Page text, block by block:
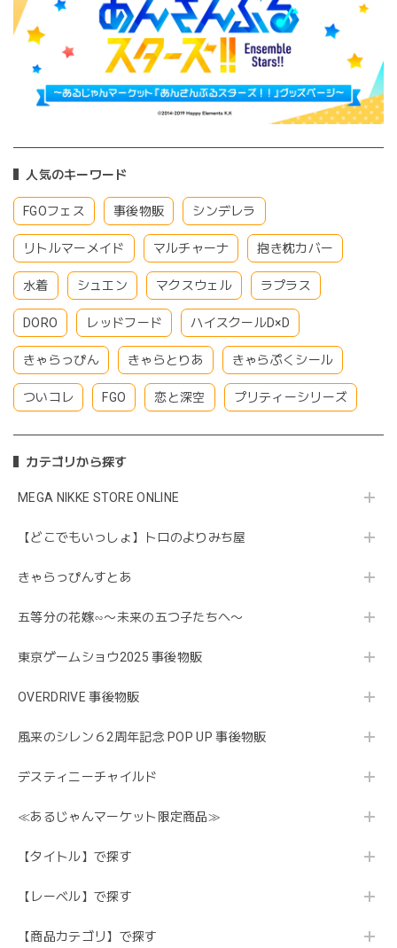
人気のキーワード
FGOフェス 事後物販 シンデレラ
リトルマーメイド マルチャーナ 抱き枕カバー
水着 シュエン マクスウェル ラプラス
DORO レッドフード ハイスクールD×D
きゃらっぴん きゃらとりあ きゃらぷくシール
ついコレ FGO 恋と深空 プリティーシリーズ
カテゴリから探す
MEGA NIKKE STORE ONLINE
【どこでもいっしょ】トロのよりみち屋
きゃらっぴんすとあ
五等分の花嫁∽〜未来の五つ子たちへ〜
東京ゲームショウ2025 事後物販
OVERDRIVE 事後物販
風来のシレン６2周年記念 POP UP 事後物販
デスティニーチャイルド
≪あるじゃんマーケット限定商品≫
【タイトル】で探す
【レーベル】で探す
【商品カテゴリ】で探す